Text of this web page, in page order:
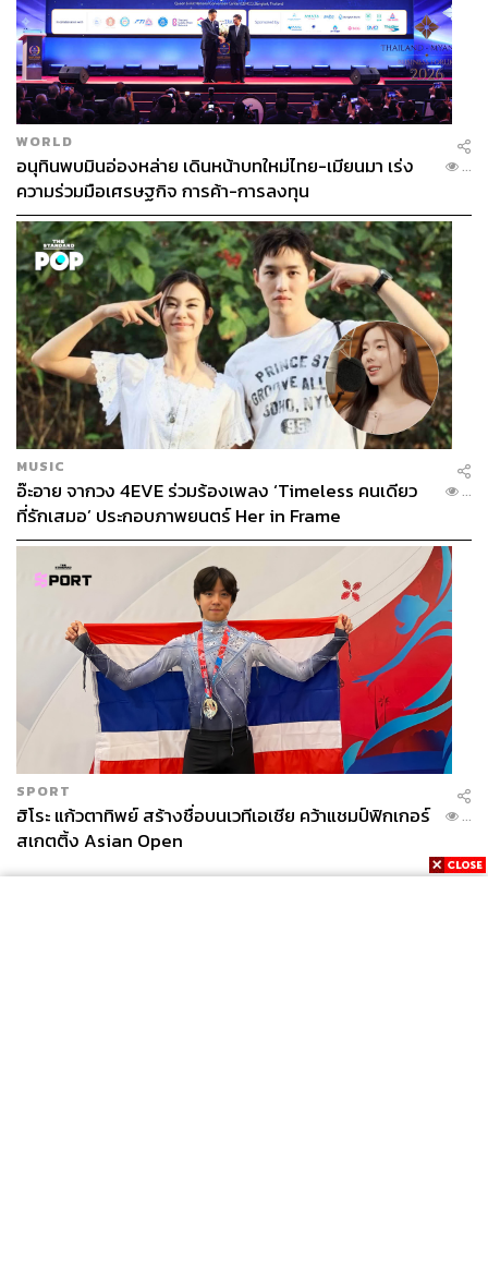
Sports ที่ถูกวิพากษ์อย่างมากในการออกมาโต้กลับคล็อปป์
ด้วยคำพูดเหน็บแนม ได้ออกมาชี้แจงเพิ่มเติมผ่านบัญชี X
(Twitter) ของตัวเอง
“จำนวนเกมฟุตบอลและรายการชิงแชมป์สโมสรโลกมันทำ
ให้อะไรๆ ดูเลวร้ายลงก็จริง แต่มันไม่ได้หมายความว่าการชิง
แชมป์สโมสรโลกเป็นความคิดที่เลวร้าย” โซเลห์โคลโพสต์
ข้อความอธิบายความคิดเห็นของตัวเอง
“สโมสรและสมาคมฟุตบอลในอเมริกาใต้ แอฟริกา และเอเชีย
ต่างเบื่อหน่ายกับการเสียนักเตะที่เก่งที่สุดไปให้ทีมในยุโรป
พวกเขาเบื่อหน่ายกับการที่สโมสรใหญ่ในยุโรปครองวงการ
แต่ผู้เดียว ซึ่งวิธีการเดียวที่จะคืนสมดุลของอำนาจกลับมาก็
คือรายการชิงแชมป์สโมสรโลก
“7 จาก 16 ทีมที่เข้ารอบเป็นทีมจากนอกยุโรป เงินรางวัลที่
สโมสรฟุตบอลยุโรปจะได้รับจากการลงแข่งในแชมเปียนส์ลีก
ถูกนำมาเสนอให้แก่สโมสรทุกแห่งทั่วโลก โดยที่สโมสรจาก
ยุโรปเองก็ได้รับเงินส่วนแบ่งมากกว่าทวีปอื่นด้วยในจำนวน
เงินรางวัลทั้งหมด 1 พันล้านดอลลาร์”
WORLD
อนุทินพบมินอ่องหล่าย เดินหน้าบทใหม่ไทย-เมียนมา เร่ง
ความร่วมมือเศรษฐกิจ การค้า-การลงทุน
...
MUSIC
อ๊ะอาย จากวง 4EVE ร่วมร้องเพลง ‘Timeless คนเดียว
ที่รักเสมอ’ ประกอบภาพยนตร์ Her in Frame
...
SPORT
ฮิโระ แก้วตาทิพย์ สร้างชื่อบนเวทีเอเชีย คว้าแชมป์ฟิกเกอร์
สเกตติ้ง Asian Open
...